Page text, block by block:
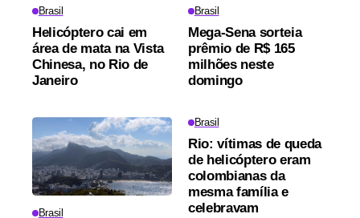
Brasil
Helicóptero cai em
área de mata na Vista
Chinesa, no Rio de
Janeiro
Brasil
Mega-Sena sorteia
prêmio de R$ 165
milhões neste
domingo
Brasil
Brasil
Rio: vítimas de queda
de helicóptero eram
colombianas da
mesma família e
celebravam